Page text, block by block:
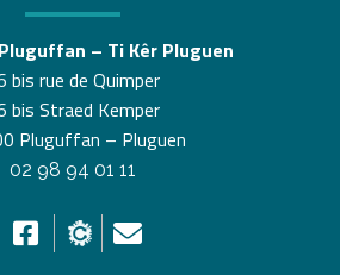
– Ti Kêr Pluguen
bis rue de Quimper
bis Straed Kemper
Pluguffan – Pluguen
02 98 94 01 11